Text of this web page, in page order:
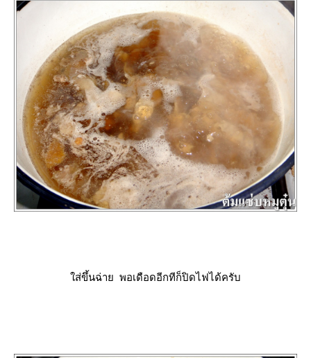
ส่ขึ้นฉ่าย พอเดือดอีกทีก็ปิดไฟได้ครับ